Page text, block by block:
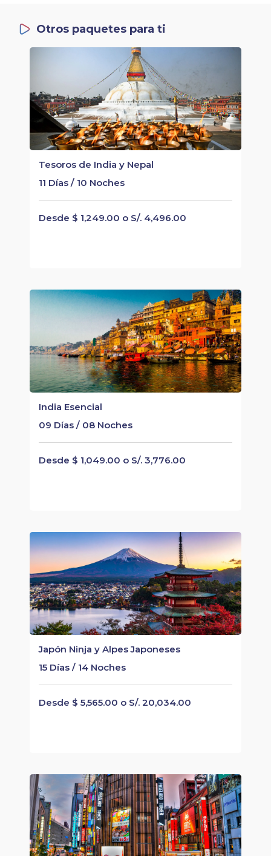
Otros paquetes para ti
Tesoros de India y Nepal
11 Días / 10 Noches
Desde $ 1,249.00 o S/. 4,496.00
India Esencial
09 Días / 08 Noches
Desde $ 1,049.00 o S/. 3,776.00
Japón Ninja y Alpes Japoneses
15 Días / 14 Noches
Desde $ 5,565.00 o S/. 20,034.00